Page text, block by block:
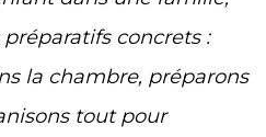
concrets :
la chambre, préparons
tout pour